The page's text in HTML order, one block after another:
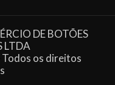
DE BOTÕES
LTDA
os direitos